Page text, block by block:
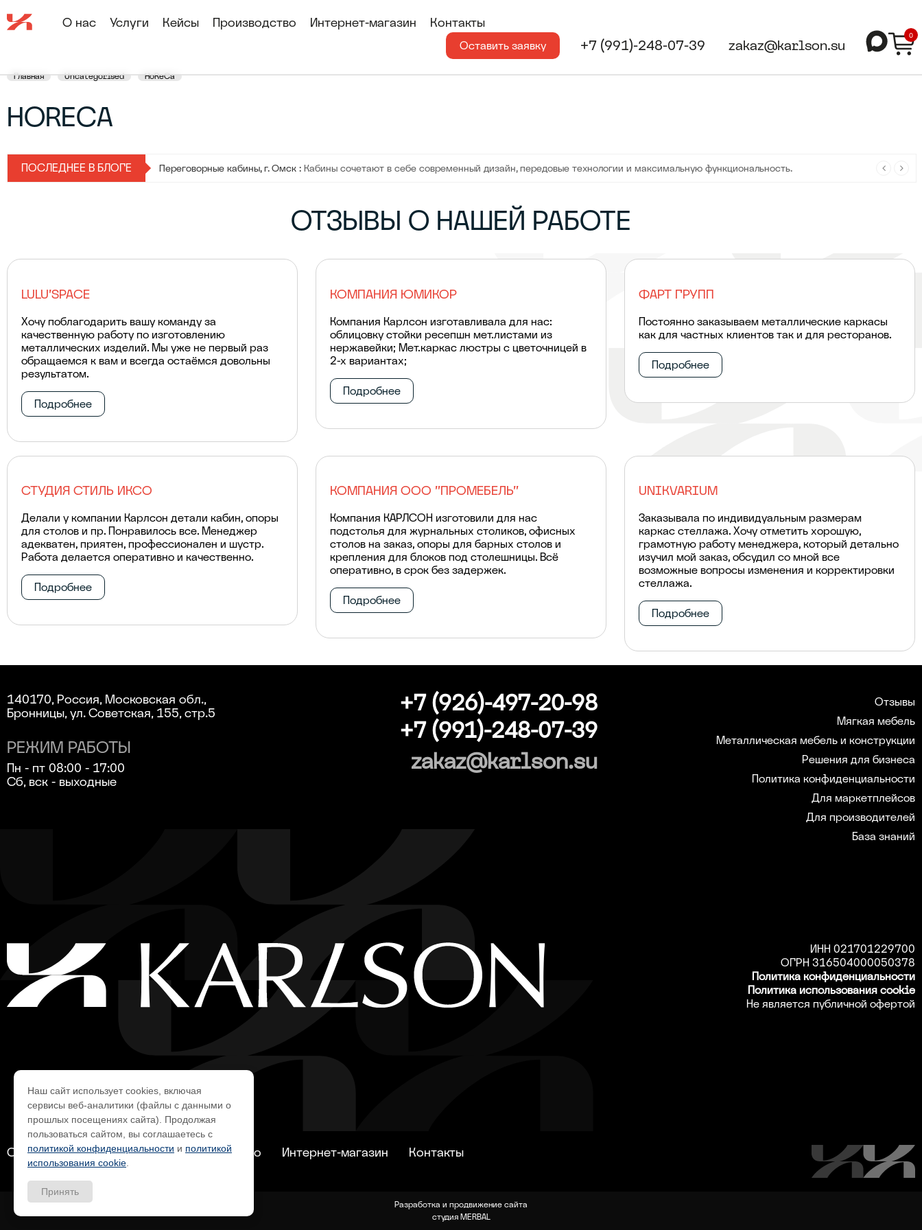
О нас Услуги Кейсы Производство Интернет-магазин Контакты
Оставить заявку +7 (991)-248-07-39 zakaz@karlson.su
0
Главная Uncategorised HoReCa
HORECA
ПОСЛЕДНЕЕ В БЛОГЕ Переговорные кабины, г. Омск : Кабины сочетают в себе современный дизайн, передовые технологии и максимальную функциональность.
ОТЗЫВЫ О НАШЕЙ РАБОТЕ
LULU'SPACE
Хочу поблагодарить вашу команду за
качественную работу по изготовлению
металлических изделий. Мы уже не первый раз
обращаемся к вам и всегда остаёмся довольны
результатом.
Подробнее
КОМПАНИЯ ЮМИКОР
Компания Карлсон изготавливала для нас:
облицовку стойки ресепшн мет.листами из
нержавейки; Мет.каркас люстры с цветочницей в
2-х вариантах;
Подробнее
ФАРТ ГРУПП
Постоянно заказываем металлические каркасы
как для частных клиентов так и для ресторанов.
Подробнее
СТУДИЯ СТИЛЬ ИКСО
Делали у компании Карлсон детали кабин, опоры
для столов и пр. Понравилось все. Менеджер
адекватен, приятен, профессионален и шустр.
Работа делается оперативно и качественно.
Подробнее
КОМПАНИЯ ООО "ПРОМЕБЕЛЬ"
Компания КАРЛСОН изготовили для нас
подстолья для журнальных столиков, офисных
столов на заказ, опоры для барных столов и
крепления для блоков под столешницы. Всё
оперативно, в срок без задержек.
Подробнее
UNIKVARIUM
Заказывала по индивидуальным размерам
каркас стеллажа. Хочу отметить хорошую,
грамотную работу менеджера, который детально
изучил мой заказ, обсудил со мной все
возможные вопросы изменения и корректировки
стеллажа.
Подробнее
140170, Россия, Московская обл.,
Бронницы, ул. Советская, 155, стр.5
РЕЖИМ РАБОТЫ
Пн - пт 08:00 - 17:00
Сб, вск - выходные
+7 (926)-497-20-98
+7 (991)-248-07-39
zakaz@karlson.su
Отзывы
Мягкая мебель
Металлическая мебель и конструкции
Решения для бизнеса
Политика конфиденциальности
Для маркетплейсов
Для производителей
База знаний
ИНН 021701229700
ОГРН 316504000050378
Политика конфиденциальности
Политика использования cookie
Не является публичной офертой
О нас Услуги Кейсы Производство Интернет-магазин Контакты
Разработка и продвижение сайта
студия MERBAL
Наш сайт использует cookies, включая
сервисы веб-аналитики (файлы с данными о
прошлых посещениях сайта). Продолжая
пользоваться сайтом, вы соглашаетесь с
политикой конфиденциальности и политикой
использования cookie
Принять